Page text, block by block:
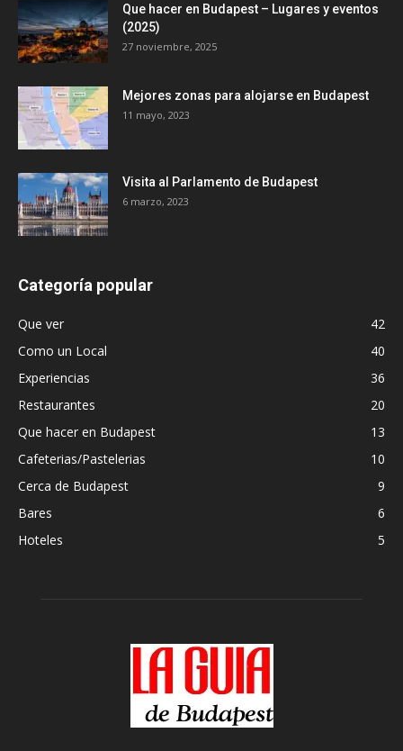
Que hacer en Budapest – Lugares y eventos
(2025)
27 noviembre, 2025
Mejores zonas para alojarse en Budapest
11 mayo, 2023
Visita al Parlamento de Budapest
6 marzo, 2023
Categoría popular
Que ver
42
Como un Local
40
Experiencias
36
Restaurantes
20
Que hacer en Budapest
13
Cafeterias/Pastelerias
10
Cerca de Budapest
9
Bares
6
Hoteles
5